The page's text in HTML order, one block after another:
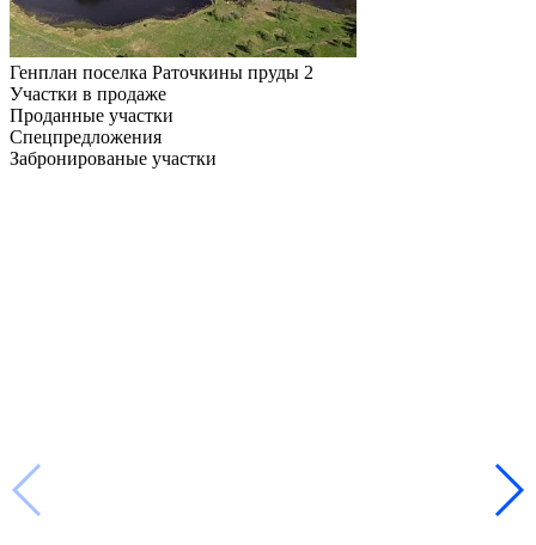
Генплан поселка Раточкины пруды 2
Участки в продаже
Проданные участки
Спецпредложения
Забронированые участки